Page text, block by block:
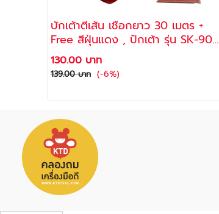
บักเต้าตีเส้น เชือกยาว 30 เมตร +
Free สีฝุ่นแดง , ปักเต้า รุ่น SK-90
130.00 บาท
139.00 บาท (-6%)